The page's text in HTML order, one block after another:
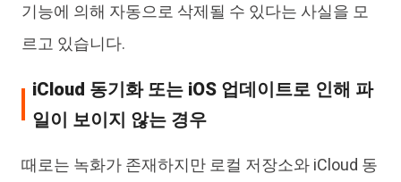
기능에 의해 자동으로 삭제될 수 있다는 사실을 모
르고 있습니다.
iCloud 동기화 또는 iOS 업데이트로 인해 파
일이 보이지 않는 경우
때로는 녹화가 존재하지만 로컬 저장소와 iCloud 동